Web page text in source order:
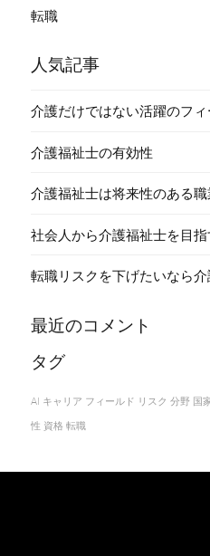
転職
人気記事
介護だけではない活躍のフィ
介護福祉士の有効性
介護福祉士は将来性のある
社会人から介護福祉士を目指
転職リスクを下げたいなら
最近のコメント
タグ
AI キャリア フィールド リスク 分野 国
性 資格 転職